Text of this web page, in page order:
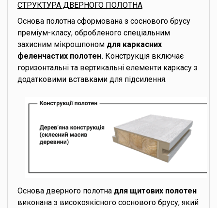
СТРУКТУРА ДВЕРНОГО ПОЛОТНА
Основа полотна сформована з соснового брусу
преміум-класу, обробленого спеціальним
захисним мікрошпоном для каркасних
феленчастих полотен. Конструкція включає
горизонтальні та вертикальні елементи каркасу з
додатковими вставками для підсилення.
Основа дверного полотна для щитових полотен
виконана з високоякісного соснового брусу, який